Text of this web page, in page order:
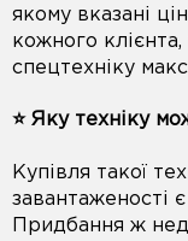
якому вказані
кожного
спецтехніку
⭐️ Яку техніку
Купівля такої
завантаженості
Придбання ж